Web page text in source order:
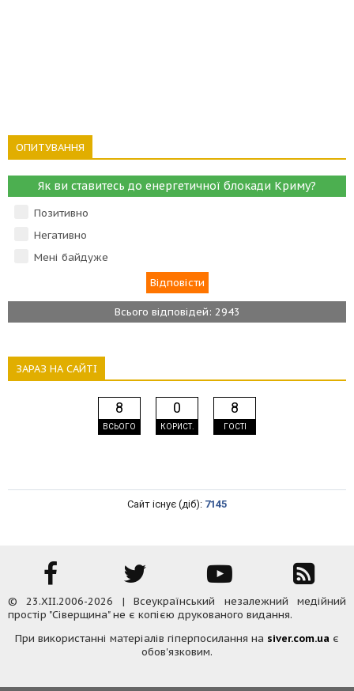
ОПИТУВАННЯ
Як ви ставитесь до енергетичної блокади Криму?
Позитивно
Негативно
Мені байдуже
Всього відповідей: 2943
ЗАРАЗ НА САЙТІ
8
ВСЬОГО
0
КОРИСТ.
8
ГОСТІ
Сайт існує (діб): 7145
© 23.XII.2006-2026 | Всеукраїнський незалежний медійний
простір "Сіверщина" не є копією друкованого видання.
При використанні матеріалів гіперпосилання на siver.com.ua є
обов'язковим.